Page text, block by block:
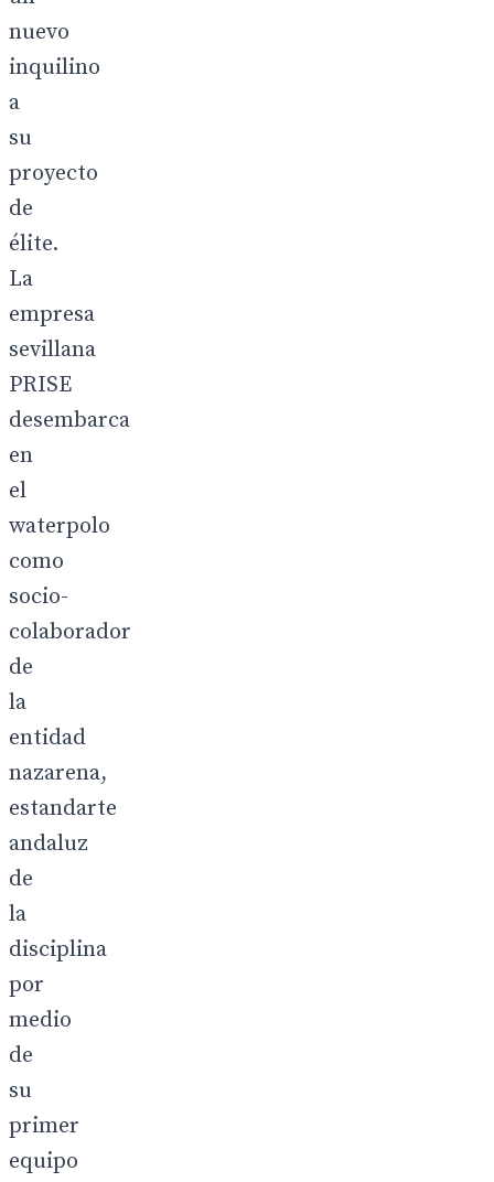
nuevo
inquilino
a
su
proyecto
de
élite.
La
empresa
sevillana
PRISE
desembarca
en
el
waterpolo
como
socio-
colaborador
de
la
entidad
nazarena,
estandarte
andaluz
de
la
disciplina
por
medio
de
su
primer
equipo